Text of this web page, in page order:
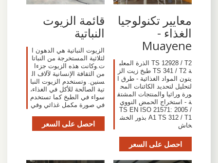
معايير تكنولوجيا
الغذاء -
Muayene
TS 12928 / T2 الذرة المعلب
ة TS 341 / T2 طبخ زيت الز
يتون المواد الغذائية - طرق ا
لتحليل لتحديد الكائنات المح
ورة وراثيا والمنتجات المشتق
ة - استخراج الحمض النووي
TS EN ISO 21571: 2005 /
A1 TS 312 / T1 بذور الخش
خاش
احصل على السعر
قائمة الزيوت
النباتية
الزيوت النباتية هي الدهون ا
لثلاثية المستخرجة من النباتا
ت.وكانت هذه الزيوت جزءا
من الثقافة الإنسانية لآلاف ال
سنين. وتستخدم الزيوت النبا
تية الصالحة للأكل في الغذاء،
سواء في الطبخ كما تستخدم
في صورة مكمل غذائي وفي
احصل على السعر